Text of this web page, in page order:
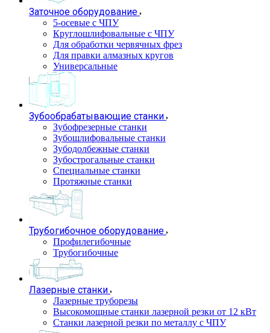
Заточное оборудование
5-осевые с ЧПУ
Круглошлифовальные с ЧПУ
Для обработки червячных фрез
Для правки алмазных кругов
Универсальные
Зубообрабатывающие станки
Зубофрезерные станки
Зубошлифовальные станки
Зубодолбежные станки
Зубострогальные станки
Специальные станки
Протяжные станки
Трубогибочное оборудование
Профилегибочные
Трубогибочные
Лазерные станки
Лазерные труборезы
Высокомощные станки лазерной резки от 12 кВт
Станки лазерной резки по металлу с ЧПУ